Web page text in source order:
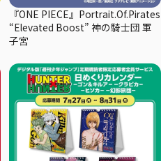
『ONE PIECE』Portrait.Of.Pirates
“Elevated Boost” 神の騎士団 軍
子宮